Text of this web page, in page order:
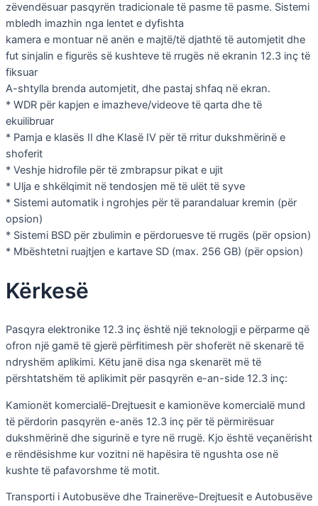
zëvendësuar pasqyrën tradicionale të pasme të pasme. Sistemi
mbledh imazhin nga lentet e dyfishta
kamera e montuar në anën e majtë/të djathtë të automjetit dhe
fut sinjalin e figurës së kushteve të rrugës në ekranin 12.3 inç të
fiksuar
A-shtylla brenda automjetit, dhe pastaj shfaq në ekran.
* WDR për kapjen e imazheve/videove të qarta dhe të
ekuilibruar
* Pamja e klasës II dhe Klasë IV për të rritur dukshmërinë e
shoferit
* Veshje hidrofile për të zmbrapsur pikat e ujit
* Ulja e shkëlqimit në tendosjen më të ulët të syve
* Sistemi automatik i ngrohjes për të parandaluar kremin (për
opsion)
* Sistemi BSD për zbulimin e përdoruesve të rrugës (për opsion)
* Mbështetni ruajtjen e kartave SD (max. 256 GB) (për opsion)
Kërkesë
Pasqyra elektronike 12.3 inç është një teknologji e përparme që
ofron një gamë të gjerë përfitimesh për shoferët në skenarë të
ndryshëm aplikimi. Këtu janë disa nga skenarët më të
përshtatshëm të aplikimit për pasqyrën e-an-side 12.3 inç:
Kamionët komercialë-Drejtuesit e kamionëve komercialë mund
të përdorin pasqyrën e-anës 12.3 inç për të përmirësuar
dukshmërinë dhe sigurinë e tyre në rrugë. Kjo është veçanërisht
e rëndësishme kur vozitni në hapësira të ngushta ose në
kushte të pafavorshme të motit.
Transporti i Autobusëve dhe Trainerëve-Drejtuesit e Autobusëve